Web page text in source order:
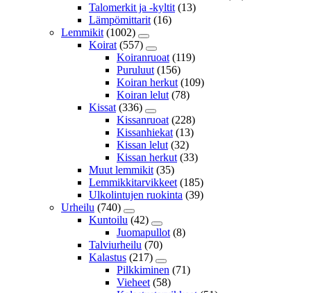
Talomerkit ja -kyltit (13)
Lämpömittarit (16)
Lemmikit (1002)
Koirat (557)
Koiranruoat (119)
Puruluut (156)
Koiran herkut (109)
Koiran lelut (78)
Kissat (336)
Kissanruoat (228)
Kissanhiekat (13)
Kissan lelut (32)
Kissan herkut (33)
Muut lemmikit (35)
Lemmikkitarvikkeet (185)
Ulkolintujen ruokinta (39)
Urheilu (740)
Kuntoilu (42)
Juomapullot (8)
Talviurheilu (70)
Kalastus (217)
Pilkkiminen (71)
Vieheet (58)